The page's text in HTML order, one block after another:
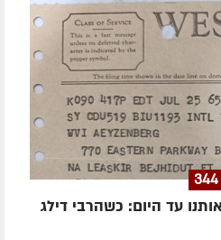
עד היום: כשהרבי דילג